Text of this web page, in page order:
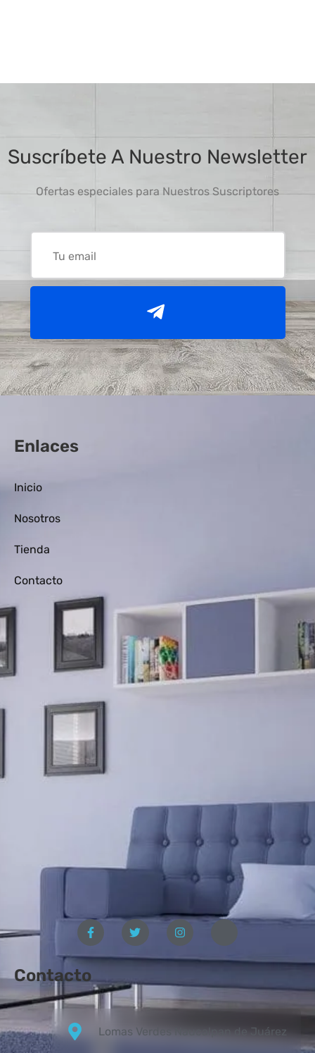
Suscríbete A Nuestro Newsletter
Ofertas especiales para Nuestros Suscriptores
Enlaces
Inicio
Nosotros
Tienda
Contacto
Contacto
Lomas Verdes Naucalpan de Juárez